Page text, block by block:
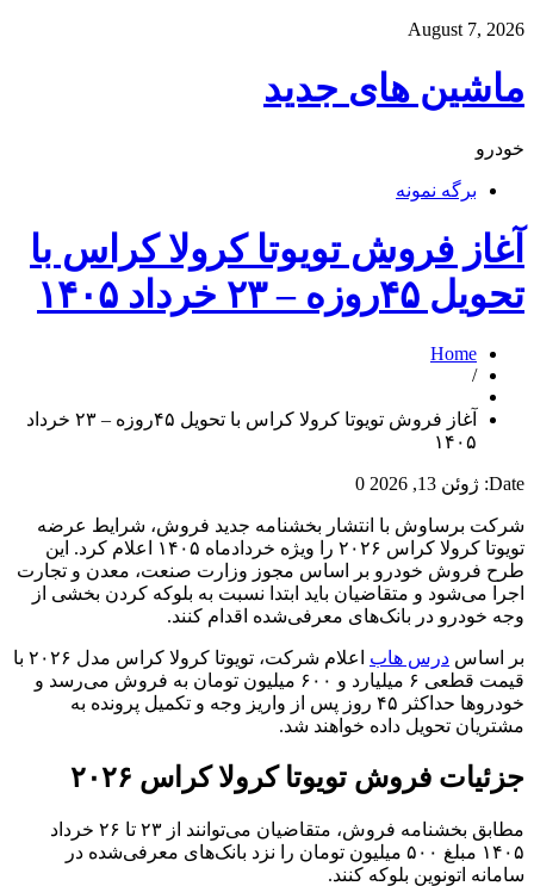
August 7, 2026
ماشین های جدید
خودرو
برگه نمونه
آغاز فروش تویوتا کرولا کراس با
تحویل ۴۵روزه – ۲۳ خرداد ۱۴۰۵
Home
/
آغاز فروش تویوتا کرولا کراس با تحویل ۴۵روزه – ۲۳ خرداد
۱۴۰۵
Date: ژوئن 13, 2026 0
شرکت برساوش با انتشار بخشنامه جدید فروش، شرایط عرضه
تویوتا کرولا کراس ۲۰۲۶ را ویژه خردادماه ۱۴۰۵ اعلام کرد. این
طرح فروش خودرو بر اساس مجوز وزارت صنعت، معدن و تجارت
اجرا می‌شود و متقاضیان باید ابتدا نسبت به بلوکه کردن بخشی از
وجه خودرو در بانک‌های معرفی‌شده اقدام کنند.
بر اساس درس هاب
اعلام شرکت، تویوتا کرولا کراس مدل ۲۰۲۶ با
قیمت قطعی ۶ میلیارد و ۶۰۰ میلیون تومان به فروش می‌رسد و
خودروها حداکثر ۴۵ روز پس از واریز وجه و تکمیل پرونده به
مشتریان تحویل داده خواهند شد.
جزئیات فروش تویوتا کرولا کراس ۲۰۲۶
مطابق بخشنامه فروش، متقاضیان می‌توانند از ۲۳ تا ۲۶ خرداد
۱۴۰۵ مبلغ ۵۰۰ میلیون تومان را نزد بانک‌های معرفی‌شده در
سامانه اتونوین بلوکه کنند.